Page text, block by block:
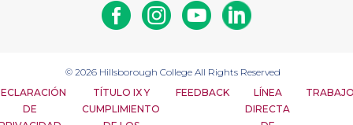
FacebookInstagramYoutubeLinkedin
© 2026 Hillsborough College All Rights Reserved
DE
TÍTULO IX Y
CUMPLIMIENTO
FEEDBACK
LÍNEA
DIRECTA